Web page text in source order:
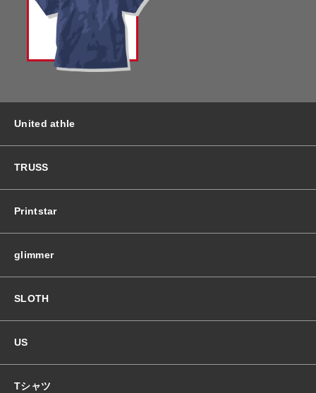
United athle
TRUSS
Printstar
glimmer
SLOTH
US
Tシャツ
ハット
バッグ＆Other
プリント加工オプション
ポロシャツ
ロングスリーブ
新着商品
おすすめ商品
ハット
バッグ＆Other